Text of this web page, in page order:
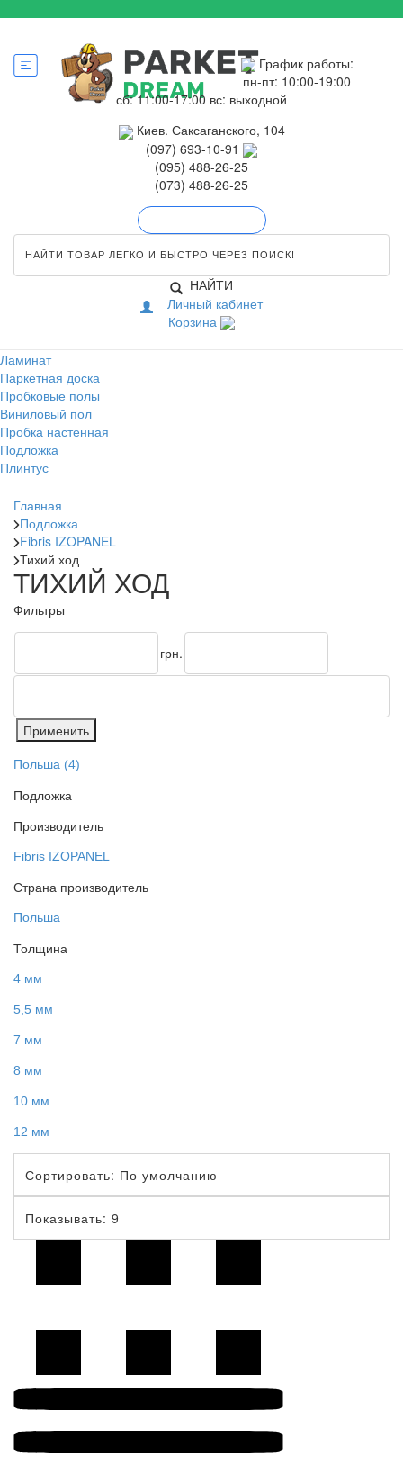
График работы:
пн-пт: 10:00-19:00
сб: 11:00-17:00 вс: выходной
Киев. Саксаганского, 104
(097) 693-10-91
(095) 488-26-25
(073) 488-26-25
НАЙТИ
Личный кабинет
Корзина
Ламинат
Паркетная доска
Пробковые полы
Виниловый пол
Пробка настенная
Подложка
Плинтус
Главная
Подложка
Fibris IZOPANEL
Тихий ход
ТИХИЙ ХОД
Фильтры
грн.
Польша (4)
Подложка
Производитель
Fibris IZOPANEL
Страна производитель
Польша
Толщина
4 мм
5,5 мм
7 мм
8 мм
10 мм
12 мм